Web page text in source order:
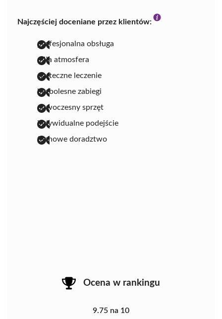
Najczęściej doceniane przez klientów:
profesjonalna obsługa
miła atmosfera
skuteczne leczenie
bezbolesne zabiegi
nowoczesny sprzęt
indywidualne podejście
fachowe doradztwo
Ocena w rankingu
9.75 na 10